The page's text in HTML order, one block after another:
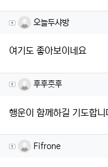
오늘두샤방님의
오늘두샤방
여기도 좋아보이네요
후후훗후님의 댓
후후훗후
행운이 함께하길 기도합
Fifrone님의 댓
Fifrone